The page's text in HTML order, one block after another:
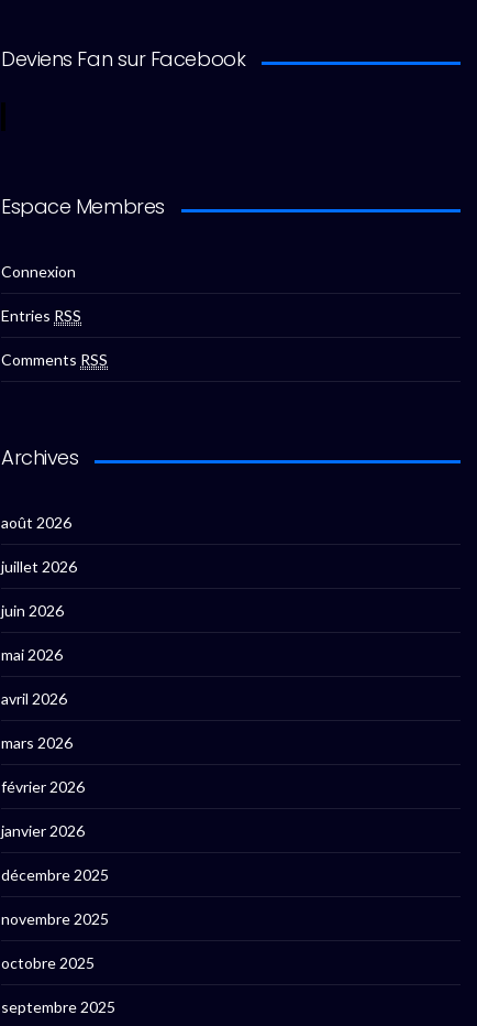
Deviens Fan sur Facebook
Espace Membres
Connexion
Entries RSS
Comments RSS
Archives
août 2026
juillet 2026
juin 2026
mai 2026
avril 2026
mars 2026
février 2026
janvier 2026
décembre 2025
novembre 2025
octobre 2025
septembre 2025